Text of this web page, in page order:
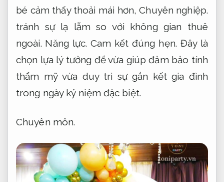
bé cảm thấy thoải mái hơn,Chuyên nghiệp.
tránh sự lạ lẫm so với không gian thuê
ngoài. Năng lực. Cam kết đúng hẹn. Đây là
chọn lựa lý tưởng để vừa giúp đảm bảo tính
thẩm mỹ vừa duy trì sự gắn kết gia đình
trong ngày kỷ niệm đặc biệt.
Chuyên môn.